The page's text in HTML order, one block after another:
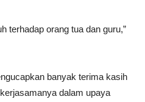
terhadap orang tua dan guru,”
banyak terima kasih
dalam upaya